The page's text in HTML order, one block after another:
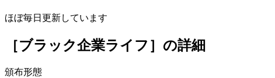
ほぼ毎日更新しています
［ブラック企業ライフ］ の詳細
頒布形態